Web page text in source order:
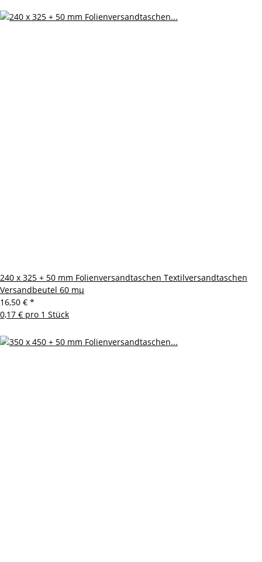
240 x 325 + 50 mm Folienversandtaschen Textilversandtaschen
Versandbeutel 60 mµ
16,50 € *
0,17 € pro 1 Stück